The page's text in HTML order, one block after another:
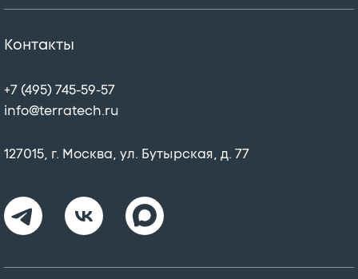
Контакты
+7 (495) 745-59-57
info@terratech.ru
127015, г. Москва, ул. Бутырская, д. 77